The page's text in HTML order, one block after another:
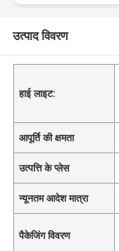
उत्पाद विवरण
हाई लाइट:
आपूर्ति की क्षमता
उत्पत्ति के प्लेस
न्यूनतम आदेश मात्रा
पैकेजिंग विवरण